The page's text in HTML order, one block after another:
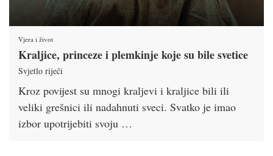
Vjera i život
Kraljice, princeze i plemkinje koje su bile svetice
Svjetlo riječi
Kroz povijest su mnogi kraljevi i kraljice bili ili
veliki grešnici ili nadahnuti sveci. Svatko je imao
izbor upotrijebiti svoju …